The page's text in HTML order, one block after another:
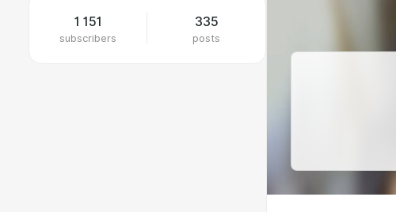
1 151
subscribers
335
posts